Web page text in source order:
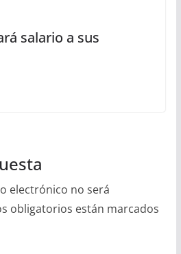
salario a sus
electrónico no será
obligatorios están marcados